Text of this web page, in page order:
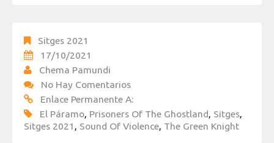
Sitges 2021
17/10/2021
Chema Pamundi
No Hay Comentarios
Enlace Permanente A:
El Páramo, Prisoners Of The Ghostland, Sitges,
Sitges 2021 , Sound Of Violence, The Green Knight